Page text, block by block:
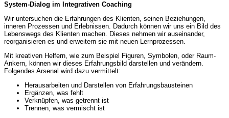
System-Dialog im Integrativen Coaching
Wir untersuchen die Erfahrungen des Klienten, seinen Beziehungen,
inneren Prozessen und Erlebnissen. Dadurch können wir uns ein Bild des
Lebenswegs des Klienten machen. Dieses nehmen wir auseinander,
reorganisieren es und erweitern sie mit neuen Lernprozessen.
Mit kreativen Helfern, wie zum Beispiel Figuren, Symbolen, oder Raum-
Ankern, können wir dieses Erfahrungsbild darstellen und verändern.
Folgendes Arsenal wird dazu vermittelt:
Herausarbeiten und Darstellen von Erfahrungsbausteinen
Ergänzen, was fehlt
Verknüpfen, was getrennt ist
Trennen, was vermischt ist